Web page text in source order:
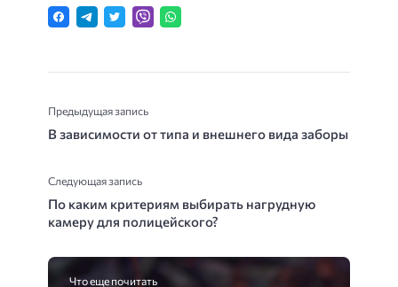
Предыдущая запись
В зависимости от типа и внешнего вида заборы
Следующая запись
По каким критериям выбирать нагрудную
камеру для полицейского?
Что еще почитать